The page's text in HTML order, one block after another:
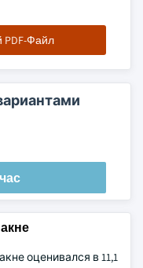
PDF-Файл
оценивался в 11,1